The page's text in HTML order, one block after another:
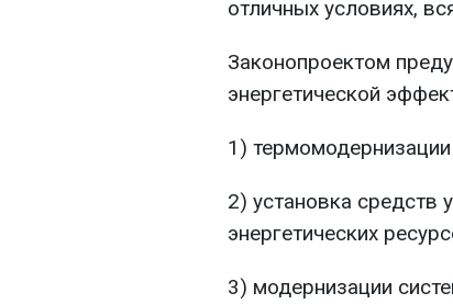
отличных условиях,
Законопроектом
энергетической
1)
2) установка средств
энергетических
3) модернизации